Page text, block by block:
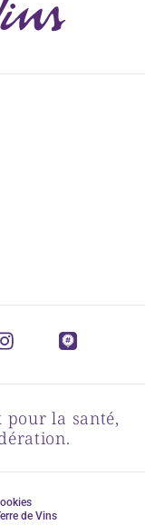
pour la santé,
de Vins